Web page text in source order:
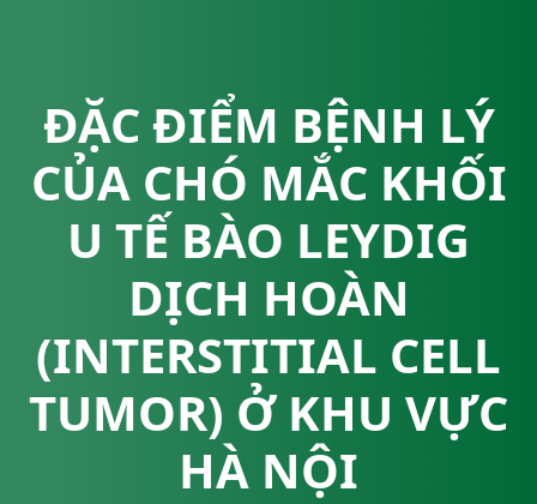
ĐẶC ĐIỂM BỆNH LÝ
CỦA CHÓ MẮC KHỐI
U TẾ BÀO LEYDIG
DỊCH HOÀN
(INTERSTITIAL CELL
TUMOR) Ở KHU VỰC
HÀ NỘI